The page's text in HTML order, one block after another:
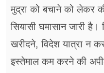
मुद्रा को बचाने को लेकर
सियासी घमासान जारी
खरीदने, विदेश यात्रा न
इस्तेमाल कम करने की